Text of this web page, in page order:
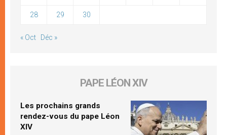
28 29 30
« Oct Déc »
PAPE LÉON XIV
Les prochains grands
rendez-vous du pape Léon
XIV